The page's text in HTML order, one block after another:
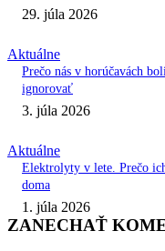
29. júla 2026
Aktuálne
Prečo nás v horúčavách
ignorovať
3. júla 2026
Aktuálne
Elektrolyty v lete. Prečo
doma
1. júla 2026
ZANECHAŤ